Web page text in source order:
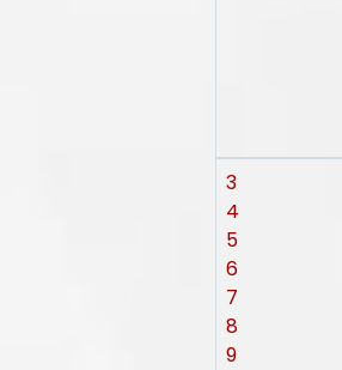
3
4
5
6
7
8
9